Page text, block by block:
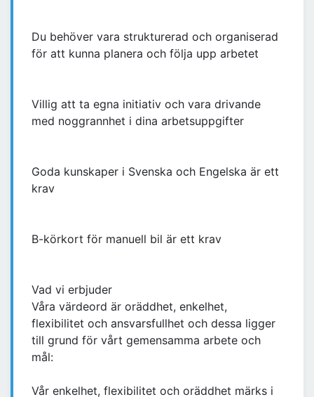
Du behöver vara strukturerad och organiserad
för att kunna planera och följa upp arbetet
Villig att ta egna initiativ och vara drivande
med noggrannhet i dina arbetsuppgifter
Goda kunskaper i Svenska och Engelska är ett
krav
B-körkort för manuell bil är ett krav
Vad vi erbjuder
Våra värdeord är oräddhet, enkelhet,
flexibilitet och ansvarsfullhet och dessa ligger
till grund för vårt gemensamma arbete och
mål:
Vår enkelhet, flexibilitet och oräddhet märks i